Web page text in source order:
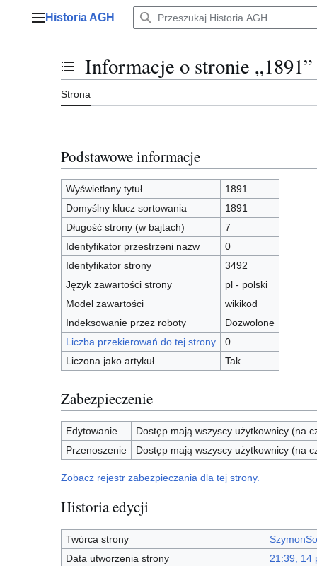
Menu główne
Historia AGH
Przełącz stan spisu treści
Informacje o stronie „1891”
Strona
Podstawowe informacje
Wyświetlany tytuł
1891
Domyślny klucz sortowania
1891
Długość strony (w bajtach)
7
Identyfikator przestrzeni nazw
0
Identyfikator strony
3492
Język zawartości strony
pl - polski
Model zawartości
wikikod
Indeksowanie przez roboty
Dozwolone
Liczba przekierowań do tej strony
0
Liczona jako artykuł
Tak
Zabezpieczenie
Edytowanie
Dostęp mają wszyscy użytkownicy (na
Przenoszenie
Dostęp mają wszyscy użytkownicy (na
Zobacz rejestr zabezpieczania dla tej strony.
Historia edycji
Twórca strony
Data utworzenia strony
21:39, 14